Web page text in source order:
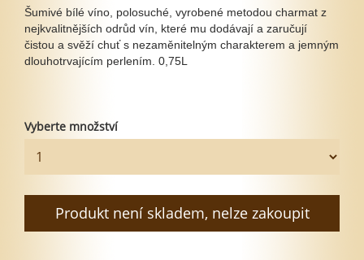
Šumivé bílé víno, polosuché, vyrobené metodou charmat z
nejkvalitnějších odrůd vín, které mu dodávají a zaručují
čistou a svěží chuť s nezaměnitelným charakterem a jemným
dlouhotrvajícím perlením. 0,75L
Vyberte množství
Produkt není skladem, nelze zakoupit